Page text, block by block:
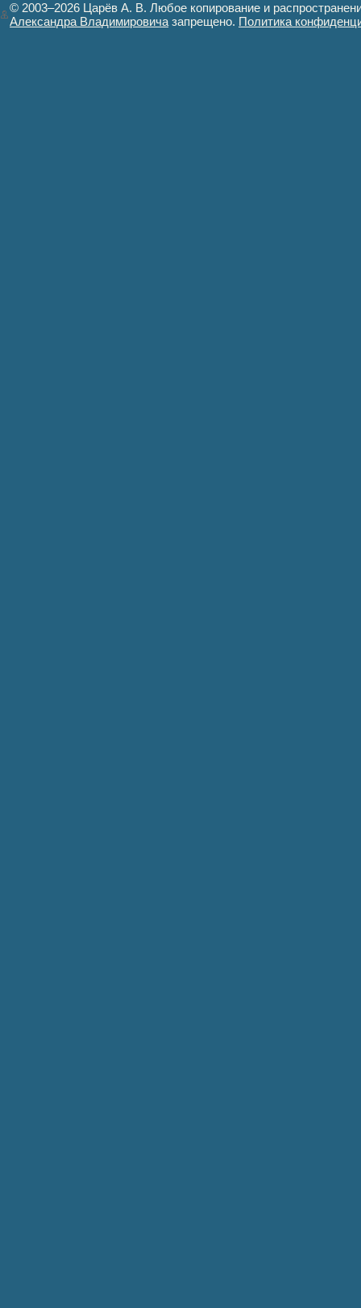
© 2003–2026 Царёв А. В. Любое копирование и
Александра Владимировича запрещено. Политика
Авторизация